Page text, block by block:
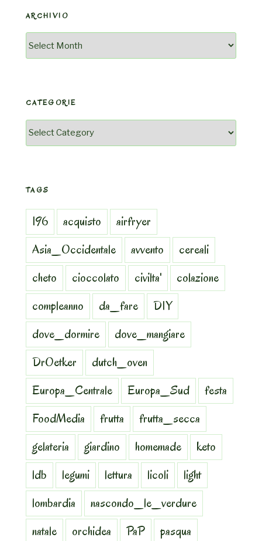
ARCHIVIO
Archivio
CATEGORIE
Categorie
TAGS
196 acquisto
airfryer
Asia_Occidentale
avvento
cereali
cheto
cioccolato civilta'
colazione
compleanno
da_fare
DIY
dove_dormire
dove_mangiare
DrOetker
dutch_oven
Europa_Centrale
Europa_Sud
festa
FoodMedia
frutta
frutta_secca
gelateria
giardino homemade
keto
ldb
legumi lettura licoli
light
lombardia
nascondo_le_verdure
natale
orchidea PaP
pasqua